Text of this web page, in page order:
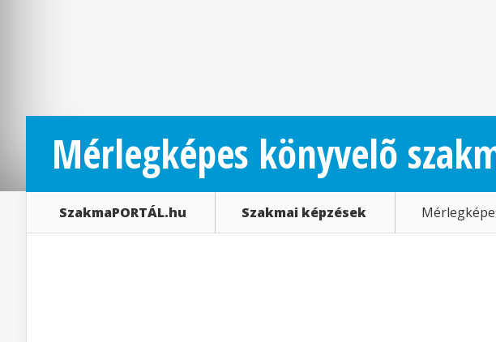
Mérlegképes könyvelõ
SzakmaPORTÁL.hu Szakmai képzések